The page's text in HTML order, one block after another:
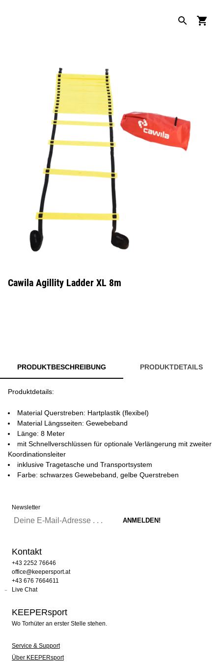
Cawila Agillity Ladder XL 8m
PRODUKTBESCHREIBUNG PRODUKTDETAILS
Produktdetails:
Material Querstreben: Hartplastik (flexibel)
Material Längsseiten: Gewebeband
Länge: 8 Meter
mit Schnellverschlüssen für optionale Verlängerung mit zweiter
Koordinationsleiter
inklusive Tragetasche und Transportsystem
Farbe: schwarzes Gewebeband, gelbe Querstreben
Newsletter
Kontakt
+43 2252 76646
office@keepersport.at
+43 676 7664611
Live Chat
KEEPERsport
Wo Torhüter an erster Stelle stehen.
Service & Support
Über KEEPERsport